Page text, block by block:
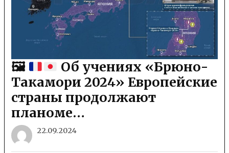
🖼
Об учениях «Брюно-
Такамори 2024» Европейские
страны продолжают
планоме…
22.09.2024